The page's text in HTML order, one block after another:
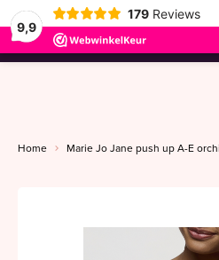
9,9
179 Reviews
menu
Home